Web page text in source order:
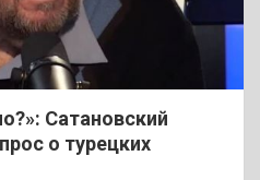
Сатановский
о турецких